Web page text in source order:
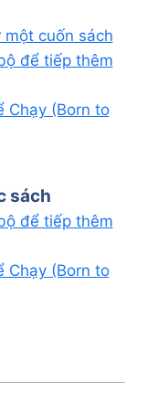
cuốn sách
để tiếp thêm
Chạy (Born to
sách
để tiếp thêm
Chạy (Born to